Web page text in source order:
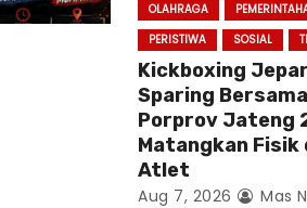
OLAHRAGA
PERISTIWA
SOSIAL
Kickboxing
Sparing
Porprov Jateng
Matangkan Fisik
Atlet
Aug 7, 2026 Mas